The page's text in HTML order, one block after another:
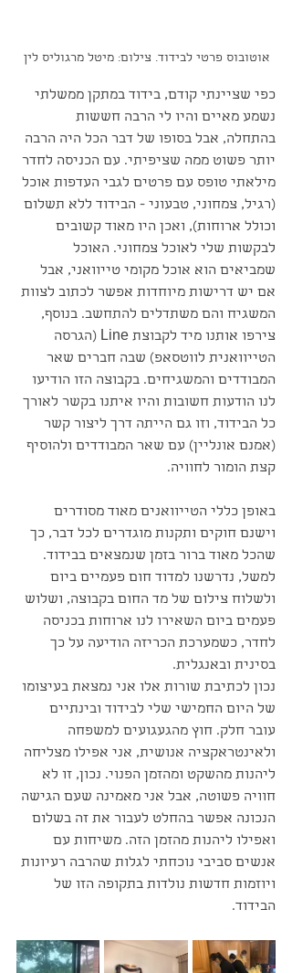
אוטובוס פרטי לבידוד. צילום: מיטל מרגוליס לין
כפי שציינתי קודם, בידוד במתקן ממשלתי
נשמע מאיים והיו לי הרבה חששות
בהתחלה, אבל בסופו של דבר הכל היה הרבה
יותר פשוט ממה שציפיתי. עם הכניסה לחדר
מילאתי טופס עם פרטים לגבי העדפות אוכל
(רגיל, צמחוני, טבעוני - הבידוד ללא תשלום
וכולל ארוחות), ואכן היו מאוד קשובים
לבקשות שלי לאוכל צמחוני. האוכל
שמביאים הוא אוכל מקומי טייוואני, אבל
אם יש דרישות מיוחדות אפשר לכתוב לצוות
המשגיח והם משתדלים להתחשב. בנוסף,
צירפו אותנו מיד לקבוצת Line (הגרסה
הטייוואנית לווטסאפ) שבה חברים שאר
המבודדים והמשגיחים. בקבוצה הזו הודיעו
לנו הודעות חשובות והיו איתנו בקשר לאורך
כל הבידוד, וזו גם הייתה דרך ליצור קשר
(אמנם אונליין) עם שאר המבודדים ולהוסיף
קצת הומור לחוויה.
באופן כללי הטייוואנים מאוד מסודרים
וישנם חוקים ותקנות מוגדרים לכל דבר, כך
שהכל מאוד ברור בזמן שנמצאים בבידוד.
למשל, נדרשנו למדוד חום פעמיים ביום
ולשלוח צילום של מד החום בקבוצה, ושלוש
פעמים ביום השאירו לנו ארוחות בכניסה
לחדר, כשמערכת הכריזה הודיעה על כך
בסינית ובאנגלית.
נכון לכתיבת שורות אלו אני נמצאת בעיצומו
של היום החמישי שלי לבידוד ובינתיים
עובר חלק. חוץ מהגעגועים למשפחה
ולאינטראקציה אנושית, אני אפילו מצליחה
ליהנות מהשקט ומהזמן הפנוי. נכון, זו לא
חוויה פשוטה, אבל אני מאמינה שעם הגישה
הנכונה אפשר בהחלט לעבור את זה בשלום
ואפילו ליהנות מהזמן הזה. משיחות עם
אנשים סביבי נוכחתי לגלות שהרבה רעיונות
ויוזמות חדשות נולדות בתקופה הזו של
הבידוד.